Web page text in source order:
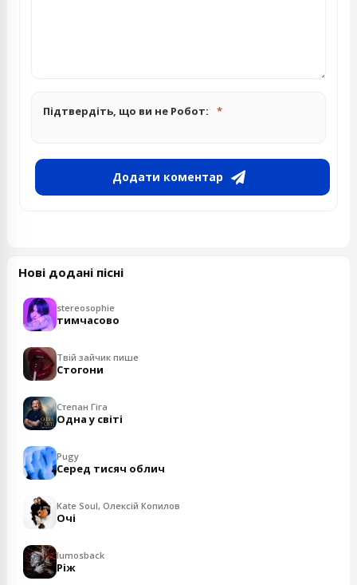
Підтвердіть, що ви не Робот:
Додати коментар
Нові додані пісні
stereosophie
тимчасово
Твій зайчик пише
Стогони
Степан Гіга
Одна у світі
Pugy
Серед тисяч облич
Kate Soul, Олексій Копилов
Очі
lumosback
Ріж